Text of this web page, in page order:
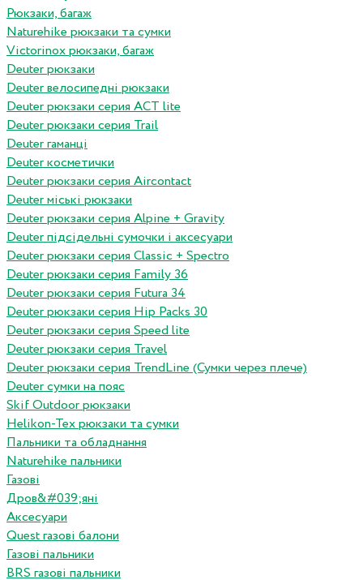
Рюкзаки, багаж
Naturehike рюкзаки та сумки
Victorinox рюкзаки, багаж
Deuter рюкзаки
Deuter велосипедні рюкзаки
Deuter рюкзаки серия ACT lite
Deuter рюкзаки серия Trail
Deuter гаманці
Deuter косметички
Deuter рюкзаки серия Aircontact
Deuter міські рюкзаки
Deuter рюкзаки серия Alpine + Gravity
Deuter підсідельні сумочки і аксесуари
Deuter рюкзаки серия Classic + Spectro
Deuter рюкзаки серия Family 36
Deuter рюкзаки серия Futura 34
Deuter рюкзаки серия Hip Packs 30
Deuter рюкзаки серия Speed lite
Deuter рюкзаки серия Travel
Deuter рюкзаки серия TrendLine (Сумки через плече)
Deuter сумки на пояс
Skif Outdoor рюкзаки
Helikon-Tex рюкзаки та сумки
Пальники та обладнання
Naturehike пальники
Газові
Дров&#039;яні
Аксесуари
Quest газові балони
Газові пальники
BRS газові пальники